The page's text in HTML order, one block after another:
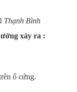
Thạnh Bình
xảy ra :
ổ cứng.